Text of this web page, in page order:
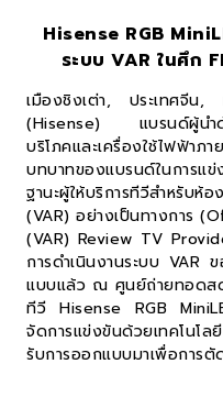
Hisense RGB
ระบบ VAR ในศึก
เมืองชิงเต่า, ประเทศ
(Hisense) แบรนด์ผู้นำด้
บริโภคและเครื่องใช้ไฟฟ้า
บทบาทของแบรนด์ในการแ
ฐานะผู้ให้บริการทีวีสำหรับ
(VAR) อย่างเป็นทางการ
(VAR) Review TV
การดำเนินงานระบบ VAR
แบบแล้ว ณ ศูนย์ถ่ายทอดส
ทีวี Hisense RGB
จัดการแข่งขันด้วยเทคโนโ
รับการออกแบบมาเพื่อการตั